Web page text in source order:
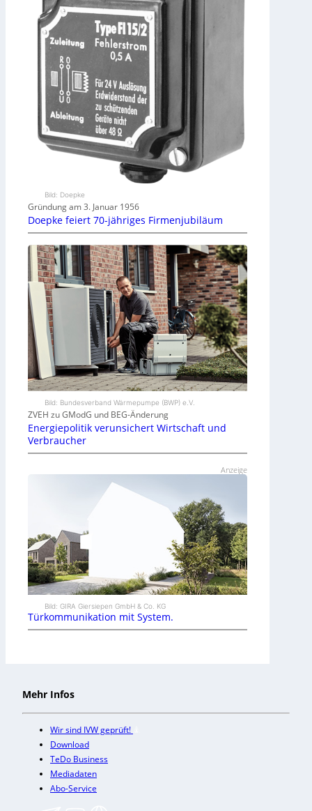
Bild: Doepke
Gründung am 3. Januar 1956
Doepke feiert 70-jähriges Firmenjubiläum
Bild: Bundesverband Wärmepumpe (BWP) e.V.
ZVEH zu GModG und BEG-Änderung
Energiepolitik verunsichert Wirtschaft und
Verbraucher
Anzeige
Bild: GIRA Giersiepen GmbH & Co. KG
Türkommunikation mit System.
Mehr Infos
Wir sind IVW geprüft!
Download
TeDo Business
Mediadaten
Abo-Service